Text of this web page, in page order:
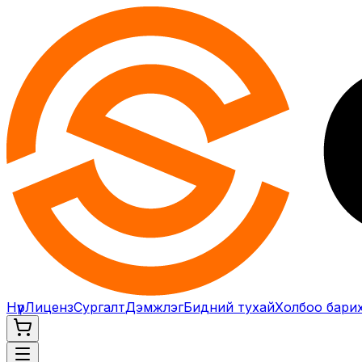
НүүрЛицензСургалтДэмжлэгБидний тухайХолбоо